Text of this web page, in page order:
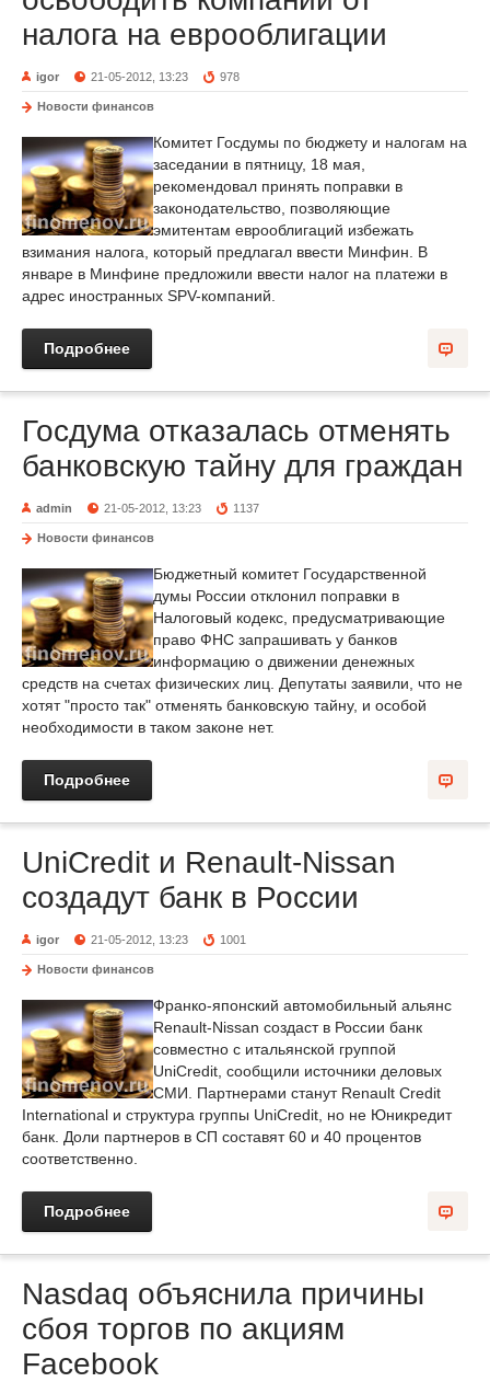
налога на еврооблигации
igor 21-05-2012, 13:23 978
Новости финансов
Комитет Госдумы по бюджету и налогам на
заседании в пятницу, 18 мая,
рекомендовал принять поправки в
законодательство, позволяющие
эмитентам еврооблигаций избежать
взимания налога, который предлагал ввести Минфин. В
январе в Минфине предложили ввести налог на платежи в
адрес иностранных SPV-компаний.
Подробнее
Госдума отказалась отменять
банковскую тайну для граждан
admin 21-05-2012, 13:23 1137
Новости финансов
Бюджетный комитет Государственной
думы России отклонил поправки в
Налоговый кодекс, предусматривающие
право ФНС запрашивать у банков
информацию о движении денежных
средств на счетах физических лиц. Депутаты заявили, что не
хотят "просто так" отменять банковскую тайну, и особой
необходимости в таком законе нет.
Подробнее
UniCredit и Renault-Nissan
создадут банк в России
igor 21-05-2012, 13:23 1001
Новости финансов
Франко-японский автомобильный альянс
Renault-Nissan создаст в России банк
совместно с итальянской группой
UniCredit, сообщили источники деловых
СМИ. Партнерами станут Renault Credit
International и структура группы UniCredit, но не Юникредит
банк. Доли партнеров в СП составят 60 и 40 процентов
соответственно.
Подробнее
Nasdaq объяснила причины
сбоя торгов по акциям
Facebook